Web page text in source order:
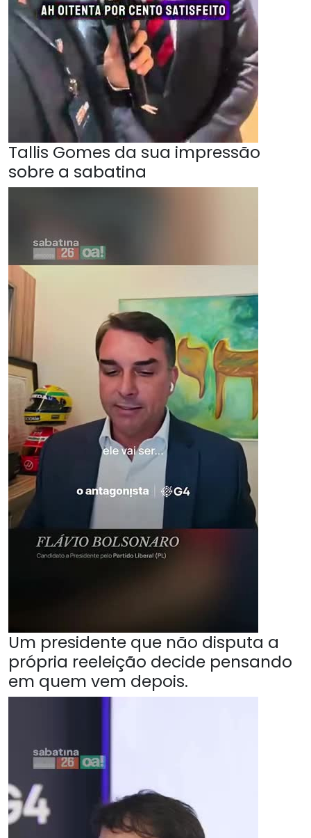
Tallis Gomes da sua impressão
sobre a sabatina
Um presidente que não disputa a
própria reeleição decide pensando
em quem vem depois.